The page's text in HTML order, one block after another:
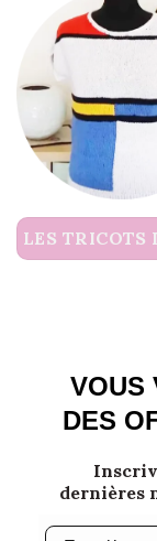
LES TRICOTS
VOUS
DES
dernières
Email